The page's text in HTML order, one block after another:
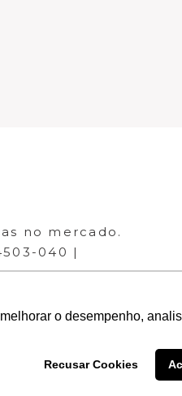
o desempenho,
Recusar Cookies
no mercado.
040 |
os direitos